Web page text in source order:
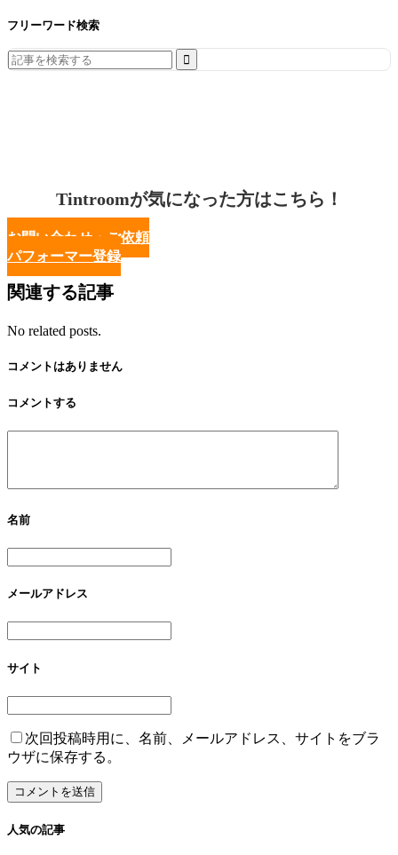
フリーワード検索
Search
for:
Tintroomが気になった方はこちら！
お問い合わせ・ご依頼
パフォーマー登録
関連する記事
No related posts.
コメントはありません
コメントする
名前
メールアドレス
サイト
次回投稿時用に、名前、メールアドレス、サイトをブラ
ウザに保存する。
人気の記事